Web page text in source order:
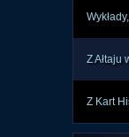
Z Ałtaju
Z Kart